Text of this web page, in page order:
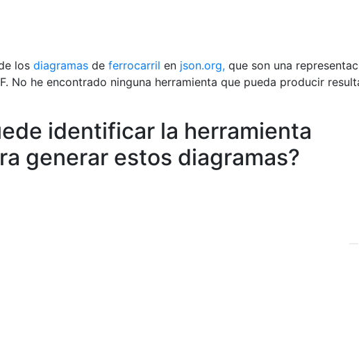
los diagramas de ferrocarril en json.org, que son una
No he encontrado ninguna herramienta que pueda producir
identificar la herramienta
generar estos diagramas?